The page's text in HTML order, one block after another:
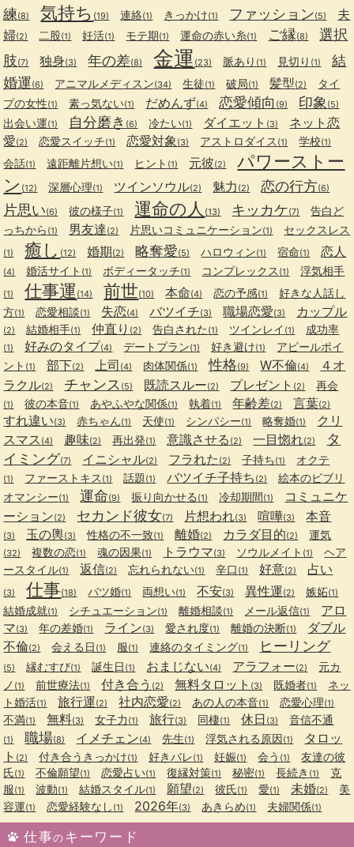
練(8) 気持ち (19) 連絡(1) きっかけ(1) ファッション(5)
夫
婦(2) 二股(1) 妊活(1) モテ期(1) 運命の赤い糸(1) ご縁(8)
選択
肢(7) 独身(3) 年の差(8) 金運 (23) 脈あり (1) 見切り (1)
結
婚運(6) アニマルメディスン(34) 生徒(1) 破局(1) 髪型(2)
タイ
プの女性(1) 素っ気ない(1) だめんず(4) 恋愛傾向 (9) 印象 (5)
出会い運(1) 自分磨き (6) 冷たい(1) ダイエット (3)
ネット恋
愛(2) 恋愛スイッチ(1) 恋愛対象 (3) アストロダイス (1) 学校(1)
会話(1) 遠距離片想い(1) ヒント (1) 元彼(2)
パワーストー
ン (12) 深層心理(1) ツインソウル(2) 魅力 (2) 恋の行方(6)
片思い(6) 彼の様子(1) 運命の人 (13) キッカケ(7)
告白ど
っちから (1) 男友達(2) 片思いコミュニケーション(1) セックスレス
(1) 癒し (12) 婚期(2) 略奪愛(5) ハロウィン(1) 宿命(1) 恋人
(4) 婚活サイト (1) ボディータッチ(1) コンプレックス (1) 浮気相手
(1) 仕事運 (14) 前世(10) 本命(4) 恋の予感(1)
好きな人話し
方(1) 恋愛相談(1) 失恋(4) バツイチ(3) 職場恋愛(3) カップル
(2) 結婚相手(1) 仲直り (2) 告白された (1) ツインレイ (1) 成功率
(1) 好みのタイプ(4) デートプラン(1) 好き避け(1)
アピールポイ
ント (1) 部下(2) 上司 (4) 肉体関係(1) 性格(9) W不倫(4)
４オ
ラクル(2) チャンス (5) 既読スルー(2) プレゼント (2) 再会
(1) 彼の本音(1) あやふやな関係(1) 執着(1) 年齢差(2) 言葉(2)
すれ違い(3) 赤ちゃん(1) 天使(1) シンパシー(1) 略奪婚(1)
クリ
スマス (4) 趣味(2) 再出発(1) 意識させる (2) 一目惚れ(2)
タ
イミング(7) イニシャル(2) フラれた (2) 子持ち(1) オクテ
(1) ファーストキス (1) 話題(1) バツイチ子持ち (2)
絵本のビブリ
オマンシー(1) 運命(9) 振り向かせる (1) 冷却期間(1)
コミュニケ
ーション(2) セカンド彼女(7) 片想われ(3) 喧嘩(3) 本音
(3) 玉の輿(3) 性格の不一致(1) 離婚(2) カラダ目的(2) 運気
(32) 複数の恋(1) 魂の因果(1) トラウマ(3) ソウルメイト (1)
ヘア
ースタイル(1) 返信(2) 忘れられない(1) 辛口 (1) 好意(2) 占い
(3) 仕事(18) バツ婚(1) 両想い(1) 不安(3) 異性運(2) 嫉妬(1)
結婚成就(1) シチュエーション(1) 離婚相談(1) メール返信(1)
アロ
マ(3) 年の差婚(1) ライン(3) 愛され度(1) 離婚の決断(1)
ダブル
不倫(2) 会える日 (1) 服(1) 連絡のタイミング(1) ヒーリング
(5) 縁むすび(1) 誕生日 (1) おまじない(4) アラフォー(2)
元カ
ノ (1) 前世療法(1) 付き合う (2) 無料タロット (3) 既婚者(1)
ネッ
ト婚活(1) 旅行運(2) 社内恋愛(2) あの人の本音(1) 恋愛心理(1)
不満(1) 無料(3) 女子力 (1) 旅行(3) 同棲(1) 休日 (3) 音信不通
(1) 職場(8) イメチェン(4) 先生(1) 浮気される原因(1)
タロッ
ト (2) 付き合うきっかけ(1) 好きバレ(1) 妊娠(1) 会う (1)
友達の彼
氏(1) 不倫願望(1) 恋愛占い(1) 復縁対策(1) 秘密(1) 長続き (1)
克
服(1) 波動(1) 結婚スタイル(1) 願望(2) 彼氏(1) 愛(1) 未婚(2)
美
容運(1) 恋愛経験なし (1) 2026年(3) あきらめ(1) 夫婦関係(1)
仕事のキーワード